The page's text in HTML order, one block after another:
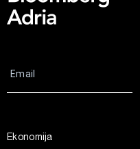
Ekonomija